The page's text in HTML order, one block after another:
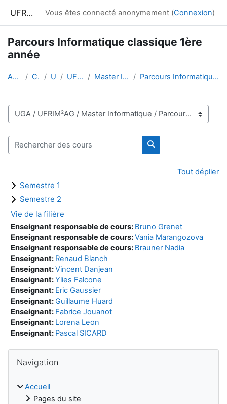
UFRIM²AG : Moodle Vous êtes connecté anonymement (Connexion)
Parcours Informatique classique 1ère
année
Accueil Cours UGA UFRIM²AG Master Informatique Parcours Informatique classique 1ère année
Catégories de cours
Rechercher des cours
Rechercher des
Tout déplier
Semestre 1
Semestre 2
Vie de la filière
Enseignant responsable de cours: Bruno Grenet
Enseignant responsable de cours:Vania Marangozova
Enseignant responsable de cours: Brauner Nadia
Enseignant: Renaud Blanch
Enseignant:Vincent Danjean
Enseignant:Ylies Falcone
Enseignant: Eric Gaussier
Enseignant:Guillaume Huard
Enseignant: Fabrice Jouanot
Enseignant: Lorena Leon
Enseignant: Pascal SICARD
Blocs
Navigation
Accueil
Pages du site